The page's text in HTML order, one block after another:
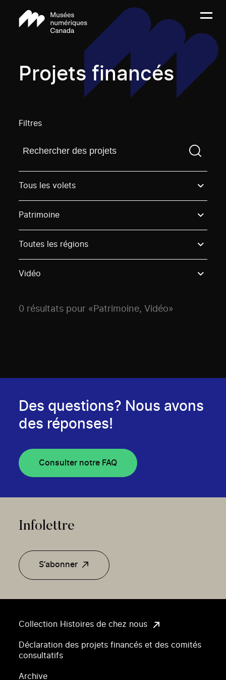
Projets financés
Filtres
Trouvez un projetVous devez saisir un terme de
Tous les volets
Patrimoine
Toutes les régions
Vidéo
0 résultats pour «Patrimoine, Vidéo»
Collection Histoires de chez nous
Déclaration des projets financés et des comités
consultatifs
Archive
Des questions? Nous avons
des réponses!
Consulter notre FAQ
Infolettre
S'abonner